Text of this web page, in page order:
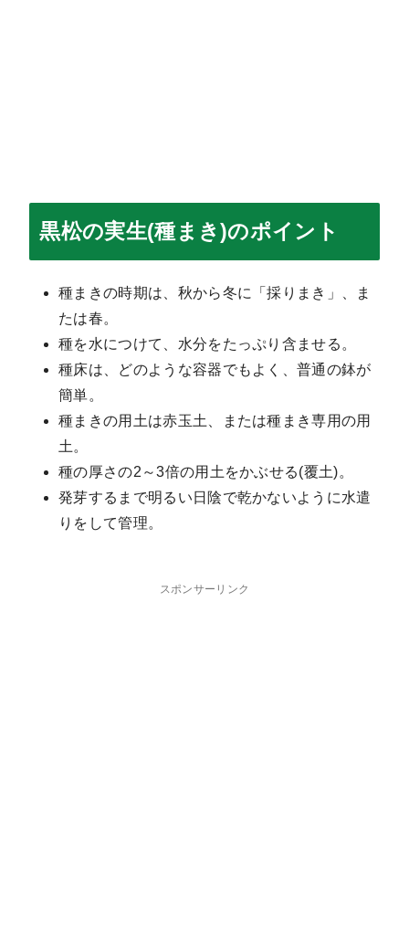
黒松の実生(種まき)のポイント
種まきの時期は、秋から冬に「採りまき」、ま
たは春。
種を水につけて、水分をたっぷり含ませる。
種床は、どのような容器でもよく、普通の鉢が
簡単。
種まきの用土は赤玉土、または種まき専用の用
土。
種の厚さの2～3倍の用土をかぶせる(覆土)。
発芽するまで明るい日陰で乾かないように水遣
りをして管理。
スポンサーリンク